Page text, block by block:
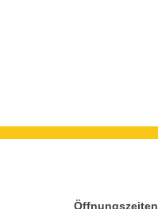
Öffnungszeiten